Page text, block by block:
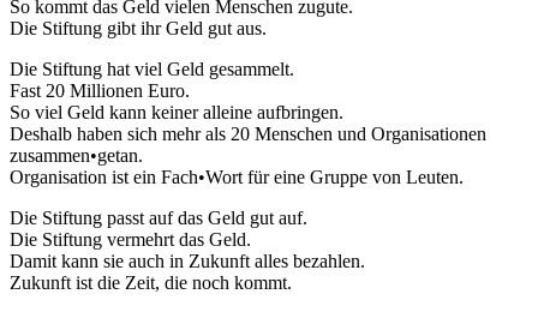
So kommt das Geld vielen Menschen zugute.
Die Stiftung gibt ihr Geld gut aus.
Die Stiftung hat viel Geld gesammelt.
Fast 20 Millionen Euro.
So viel Geld kann keiner alleine aufbringen.
Deshalb haben sich mehr als 20 Menschen und Organisationen
zusammen•getan.
Organisation ist ein Fach•Wort für eine Gruppe von Leuten.
Die Stiftung passt auf das Geld gut auf.
Die Stiftung vermehrt das Geld.
Damit kann sie auch in Zukunft alles bezahlen.
Zukunft ist die Zeit, die noch kommt.